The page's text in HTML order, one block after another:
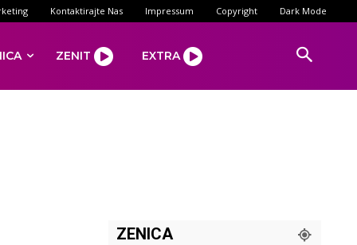
Kontaktirajte Nas Impressum Copyright Dark Mode
ZENIT EXTRA
ZENICA